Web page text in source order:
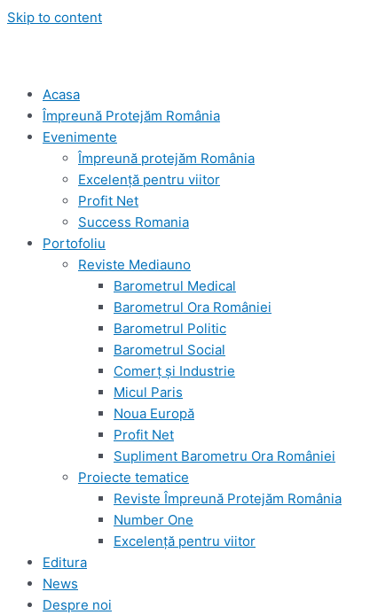
Skip to content
Acasa
Împreună Protejăm România
Evenimente
Împreună protejăm România
Excelență pentru viitor
Profit Net
Success Romania
Portofoliu
Reviste Mediauno
Barometrul Medical
Barometrul Ora României
Barometrul Politic
Barometrul Social
Comerț și Industrie
Micul Paris
Noua Europă
Profit Net
Supliment Barometru Ora României
Proiecte tematice
Reviste Împreună Protejăm România
Number One
Excelență pentru viitor
Editura
News
Despre noi